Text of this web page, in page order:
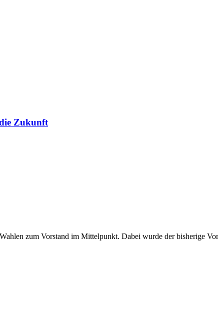
Zukunft
zum Vorstand im Mittelpunkt. Dabei wurde der bisherige